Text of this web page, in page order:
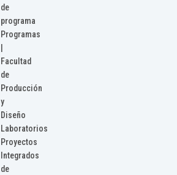
de
programa
Programas
Facultad
de
Producción
y
Diseño
Laboratorios
Proyectos
Integrados
de